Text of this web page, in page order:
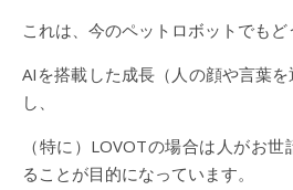
これは、今のペットロボットでもど
AIを搭載した成長（人の顔や言葉
し、
（特に）LOVOTの場合は人がお
ることが目的になっています。